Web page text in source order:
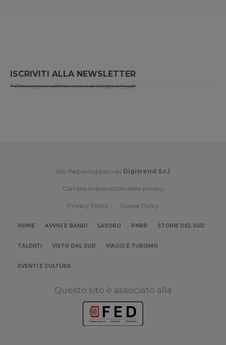
ISCRIVITI ALLA NEWSLETTER
* Riceverai le ultime news di Resto al Sud!
Sito Web sviluppato da Digitrend S.r.l .
Cambia impostazioni della privacy
Privacy Policy Cookie Policy
HOME AVVISI E BANDI LAVORO PNRR STORIE DEL SUD
TALENTI VISTO DAL SUD VIAGGI E TURISMO
EVENTI E CULTURA
Questo sito è associato alla